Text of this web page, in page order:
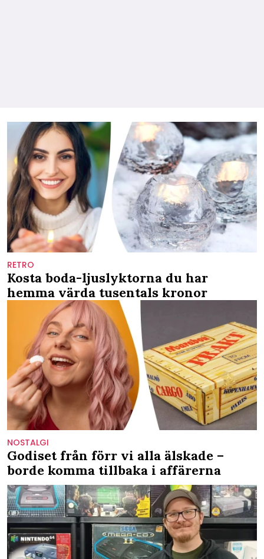
RETRO
Kosta boda-ljuslyktorna du har
hemma värda tusentals kronor
NOSTALGI
Godiset från förr vi alla älskade –
borde komma tillbaka i affärerna